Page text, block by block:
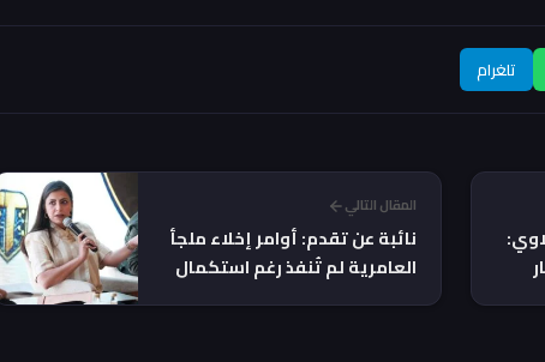
تلغرام
المقال التالي
نائبة عن تقدم: أوامر إخلاء ملجأ
العامرية لم تُنفذ رغم استكمال